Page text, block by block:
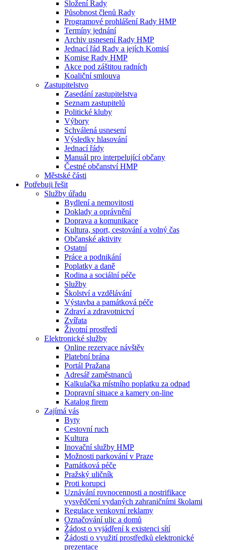
Složení Rady
Působnost členů Rady
Programové prohlášení Rady HMP
Termíny jednání
Archiv usnesení Rady HMP
Jednací řád Rady a jejích Komisí
Komise Rady HMP
Akce pod záštitou radních
Koaliční smlouva
Zastupitelstvo
Zasedání zastupitelstva
Seznam zastupitelů
Politické kluby
Výbory
Schválená usnesení
Výsledky hlasování
Jednací řády
Manuál pro interpelující občany
Čestné občanství HMP
Městské části
Potřebuji řešit
Služby úřadu
Bydlení a nemovitosti
Doklady a oprávnění
Doprava a komunikace
Kultura, sport, cestování a volný čas
Občanské aktivity
Ostatní
Práce a podnikání
Poplatky a daně
Rodina a sociální péče
Služby
Školství a vzdělávání
Výstavba a památková péče
Zdraví a zdravotnictví
Zvířata
Životní prostředí
Elektronické služby
Online rezervace návštěv
Platební brána
Portál Pražana
Adresář zaměstnanců
Kalkulačka místního poplatku za odpad
Dopravní situace a kamery on-line
Katalog firem
Zajímá vás
Byty
Cestovní ruch
Kultura
Inovační služby HMP
Možnosti parkování v Praze
Památková péče
Pražský uličník
Proti korupci
Uznávání rovnocennosti a nostrifikace
vysvědčení vydaných zahraničními školami
Regulace venkovní reklamy
Označování ulic a domů
Žádost o vyjádření k existenci sítí
Žádosti o využití prostředků elektronické
prezentace